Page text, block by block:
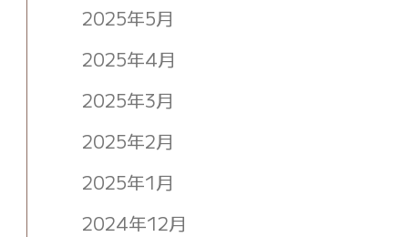
2025年5月
2025年4月
2025年3月
2025年2月
2025年1月
2024年12月